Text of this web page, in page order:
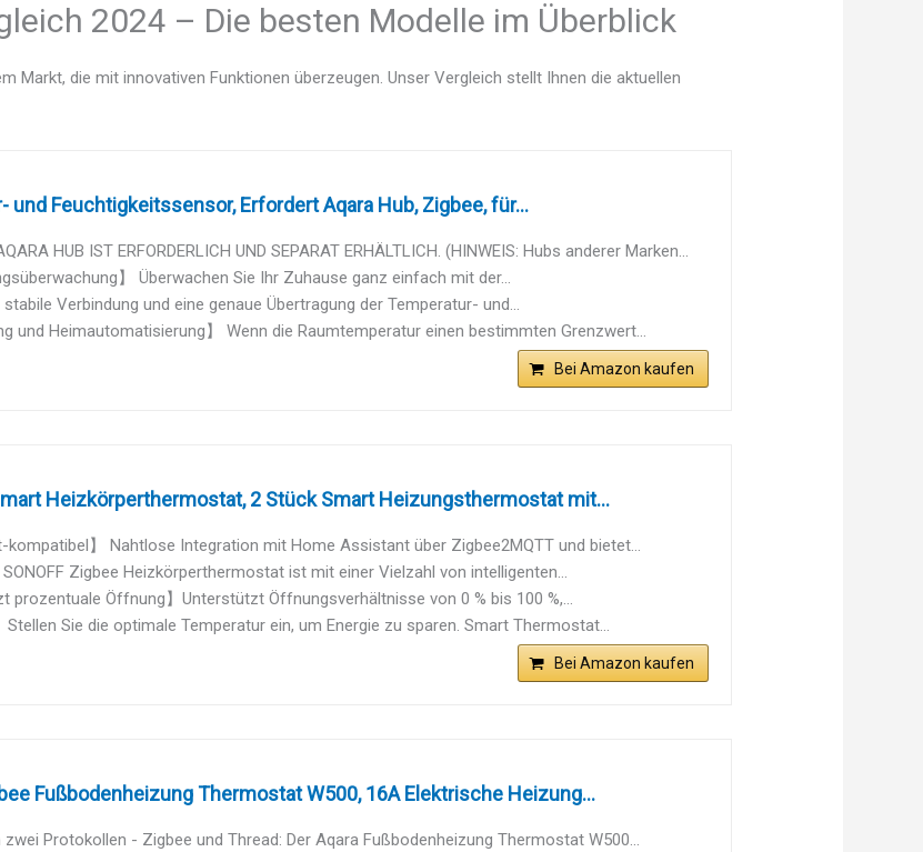
2024 – Die besten Modelle im Überblick
Markt, die mit innovativen Funktionen überzeugen. Unser Vergleich stellt Ihnen die aktuellen
und Feuchtigkeitssensor, Erfordert Aqara Hub, Zigbee, für...
HUB IST ERFORDERLICH UND SEPARAT ERHÄLTLICH. (HINWEIS: Hubs anderer Marken...
】 Überwachen Sie Ihr Zuhause ganz einfach mit der...
stabile Verbindung und eine genaue Übertragung der Temperatur- und...
und Heimautomatisierung】 Wenn die Raumtemperatur einen bestimmten Grenzwert...
Bei Amazon kaufen
Heizkörperthermostat, 2 Stück Smart Heizungsthermostat mit...
kompatibel】 Nahtlose Integration mit Home Assistant über Zigbee2MQTT und bietet...
SONOFF Zigbee Heizkörperthermostat ist mit einer Vielzahl von intelligenten...
prozentuale Öffnung】Unterstützt Öffnungsverhältnisse von 0 % bis 100 %,...
Stellen Sie die optimale Temperatur ein, um Energie zu sparen. Smart Thermostat...
Bei Amazon kaufen
Fußbodenheizung Thermostat W500, 16A Elektrische Heizung...
Protokollen - Zigbee und Thread: Der Aqara Fußbodenheizung Thermostat W500...